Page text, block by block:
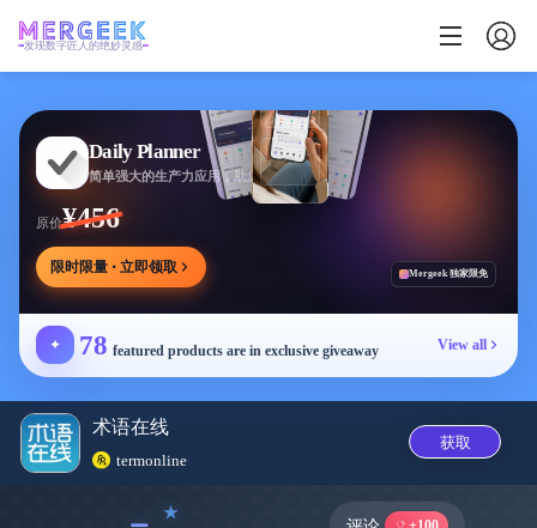
发现数字匠人的绝妙灵感
Daily Planner
简单强大的生产力应用，助您安排任务专注目标
原价¥456
限时限量 · 立即领取 Mergeek 独家限免
✦ 78 featured products are in exclusive giveaway View all
术语在线
termonline
获取